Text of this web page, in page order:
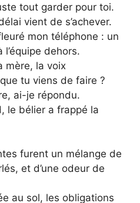
tout garder pour toi.
vient de s’achever.
mon téléphone : un
dehors.
mère, la voix
tu viens de faire ?
ai-je répondu.
le bélier a frappé la
furent un mélange de
et d’une odeur de
au sol, les obligations